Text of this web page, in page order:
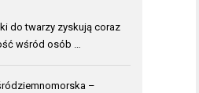
do twarzy zyskują coraz
wśród osób …
–